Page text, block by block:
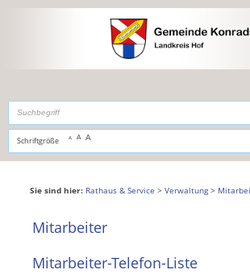
,zur Navigationoderzur Startseitespringen.
Schriftgröße A A A
Sie sind hier: Rathaus & Service > Verwaltung>
Mitarbeiter
Mitarbeiter-Telefon-Liste